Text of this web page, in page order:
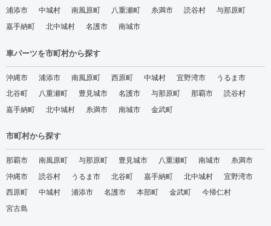
浦添市
中城村 南風原町 八重瀬町 糸満市 読谷村
与那原町
嘉手納町
北中城村 名護市 南城市
車パーツを市町村から探す
沖縄市 浦添市 南風原町 西原町 中城村 宜野湾市
うるま市
北谷町
八重瀬町 豊見城市 名護市 与那原町 那覇市
読谷村
嘉手納町
北中城村 糸満市 南城市 金武町
市町村から探す
那覇市 南風原町 与那原町 豊見城市 八重瀬町 南城市
糸満市
沖縄市
読谷村 うるま市 北谷町 嘉手納町 北中城村
宜野湾市
西原町
中城村 浦添市 名護市 本部町 金武町
今帰仁村
宮古島